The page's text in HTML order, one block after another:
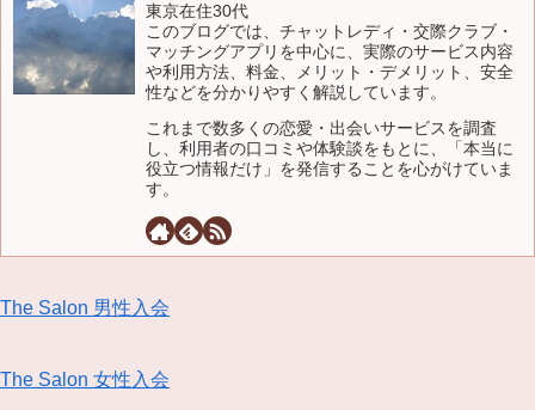
東京在住30代
このブログでは、チャットレディ・交際クラブ・
マッチングアプリを中心に、実際のサービス内容
や利用方法、料金、メリット・デメリット、安全
性などを分かりやすく解説しています。
これまで数多くの恋愛・出会いサービスを調査
し、利用者の口コミや体験談をもとに、「本当に
役立つ情報だけ」を発信することを心がけていま
す。
The Salon 男性入会
The Salon 女性入会